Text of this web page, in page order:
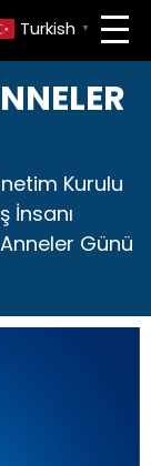
Turkish ▼
Kurulu
İnsanı
Günü